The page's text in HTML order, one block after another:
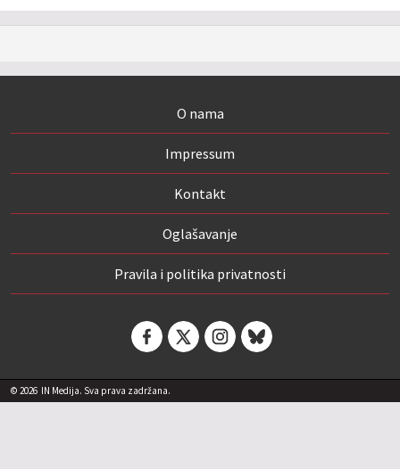
O nama
Impressum
Kontakt
Oglašavanje
Pravila i politika privatnosti
© 2026 IN Medija. Sva prava zadržana.